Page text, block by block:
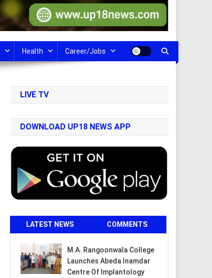
Health Career/Jobs
LIVE TV
DOWNLOAD UP18 NEWS APP
LATEST NEWS COMMENTS
M.A. Rangoonwala College
Launches Abeda Inamdar
Centre Of Implantology